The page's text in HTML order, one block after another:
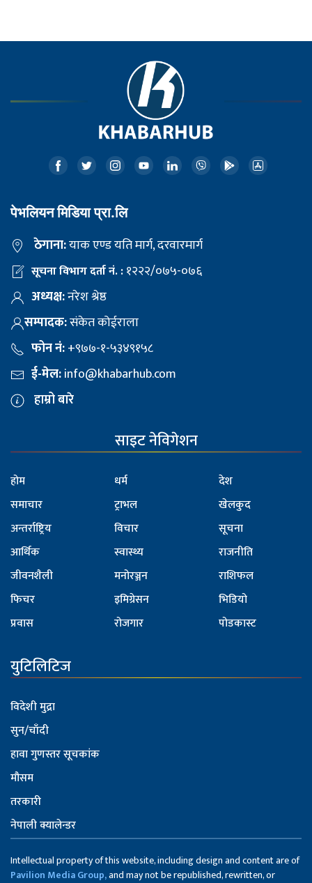
पेभलियन मिडिया प्रा.लि
ठेगाना:याक एण्ड यति मार्ग, दरवारमार्ग
सूचना विभाग दर्ता नं. :१२२२/०७५-०७६
अध्यक्ष:नरेश श्रेष्ठ
सम्पादक:संकेत कोईराला
फोन नं:+९७७-१-५३४९१५८
ई-मेल:info@khabarhub.com
हाम्रो बारे
साइट नेविगेशन
होम
समाचार
अन्तर्राष्ट्रिय
आर्थिक
जीवनशैली
फिचर
प्रवास
धर्म
ट्राभल
विचार
स्वास्थ्य
मनोरञ्जन
इमिग्रेसन
रोजगार
देश
खेलकुद
सूचना
राजनीति
राशिफल
भिडियो
पोडकास्ट
युटिलिटिज
विदेशी मुद्रा
सुन/चाँदी
हावा गुणस्तर सूचकांक
मौसम
तरकारी
नेपाली क्यालेन्डर
Intellectual property of this website, including design and content are of
Pavilion Media Group,and may not be republished, rewritten, or